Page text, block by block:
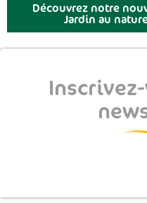
Découvrez notre
Jardin au